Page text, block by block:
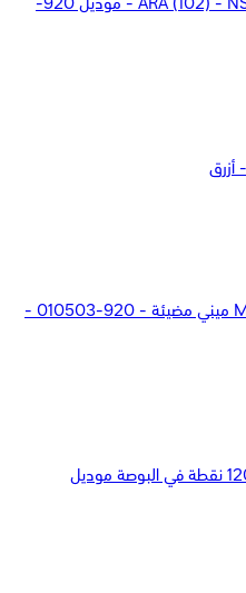
لوجيتك لوحة مفاتيح ARA (102) - NSEA K120 - موديل 920-
لوجيتك لوحة مفاتيح بلوتوث MX ميني مضيئة - 920-010503 -
لينوفو ماوس 530 لاسلكي 1200 نقطة في البوصة موديل